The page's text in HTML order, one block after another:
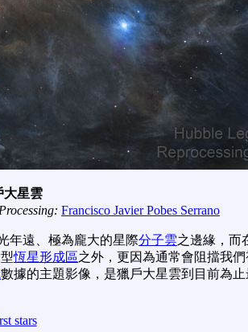
大星雲
Processing: Francisco Javier Pobes Serrano
年遠、極為龐大的星際分子雲之邊緣，而
恆星形成區之外，更因為通常會阻擋我
數據的主題影像，是獵戶大星雲到目前為止
stars